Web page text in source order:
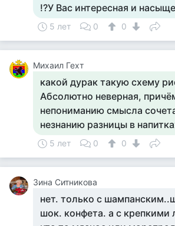
!?У Вас интересная и
5 лет 0 0
Михаил Гехт
какой дурак такую схему
Абсолютно неверная,
непониманию смысла
незнанию разницы в
5 лет 0 0
Зина Ситникова
нет. только с
шок. конфета. а с крепкими